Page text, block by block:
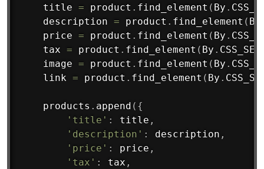
    title
= product . find_element ( By .
    description
= product . find_element ( By
    price
= product . find_element ( By .
    tax
= product . find_element ( By .
    image
= product . find_element ( By .
    link
= product . find_element ( By .
    products
. append ( {
'title' : title ,
'description' : description ,
'price' : price ,
'tax' : tax ,